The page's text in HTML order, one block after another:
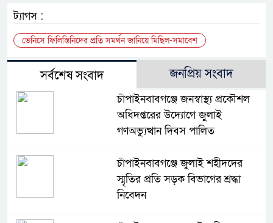
ট্যাগস :
ভেনিসে ফিলিস্তিনিদের প্রতি সমর্থন জানিয়ে মিছিল-সমাবেশ
সর্বশেষ সংবাদ জনপ্রিয় সংবাদ
চাঁপাইনবাবগঞ্জে জনস্বাস্থ্য প্রকৌশল
অধিদপ্তরের উদ্যোগে জুলাই
গণঅভ্যুত্থান দিবস পালিত
চাঁপাইনবাবগঞ্জে জুলাই শহীদদের
স্মৃতির প্রতি সড়ক বিভাগের শ্রদ্ধা
নিবেদন